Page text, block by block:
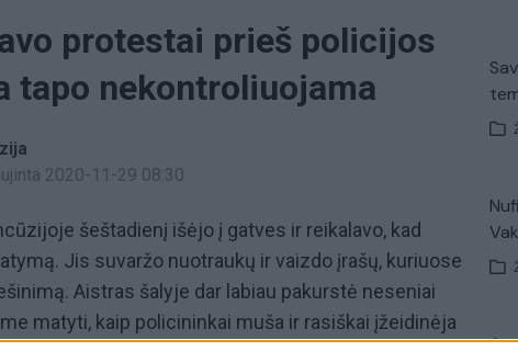
protestai prieš policijos
tapo nekontroliuojama
2020-11-29 08:30
šeštadienį išėjo į gatves ir reikalavo, kad
Jis suvaržo nuotraukų ir vaizdo įrašų, kuriuose
Aistras šalyje dar labiau pakurstė neseniai
matyti, kaip policininkai muša ir rasiškai įžeidinėja